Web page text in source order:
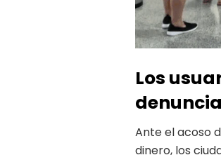
Los
Ante el acoso
dinero, los